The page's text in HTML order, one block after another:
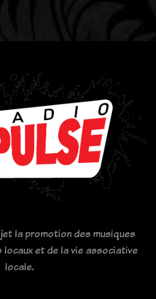
la promotion des musiques
et de la vie associative
locale.